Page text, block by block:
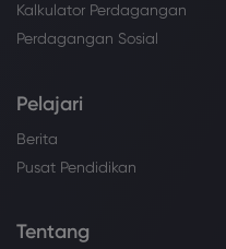
Kalkulator Perdagangan
Perdagangan Sosial
Pelajari
Berita
Pusat Pendidikan
Tentang